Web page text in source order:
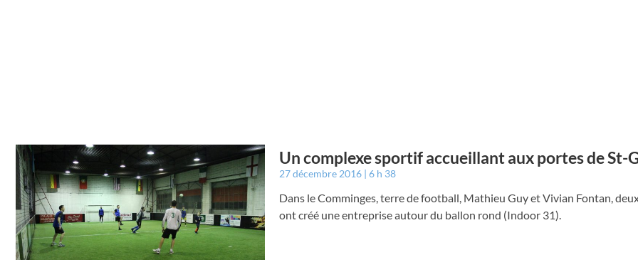
Un complexe sportif accueillant aux portes de St-
27 décembre 2016 6 h 38
Dans le Comminges, terre de football, Mathieu Guy et Vivian Fontan,
ont créé une entreprise autour du ballon rond (Indoor 31).